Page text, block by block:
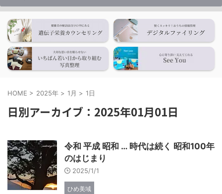
HOME > 2025年 > 1月 > 1日
日別アーカイブ：2025年01月01日
令和 平成 昭和 … 時代は続く 昭和100年
のはじまり
2025/1/1
ひめ美域